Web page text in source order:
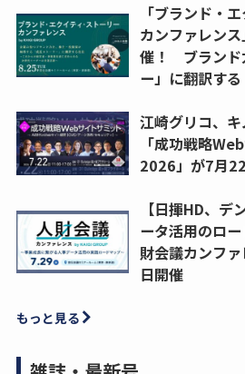
「ブランド・
カンファレン
催！ ブランド
ー」に翻訳する
江崎グリコ、
「成功戦略
2026」が7月
【日揮HD、デ
ータ活用のロ
財会議カンフ
日開催
もっと見る